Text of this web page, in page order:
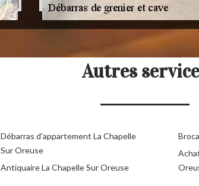
Autres
Débarras d'appartement La Chapelle
Sur Oreuse
Antiquaire La Chapelle Sur Oreuse